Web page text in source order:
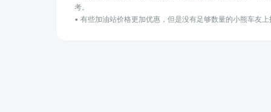
考。
• 有些加油站价格更加优惠，但是没有足够数量的小熊车友